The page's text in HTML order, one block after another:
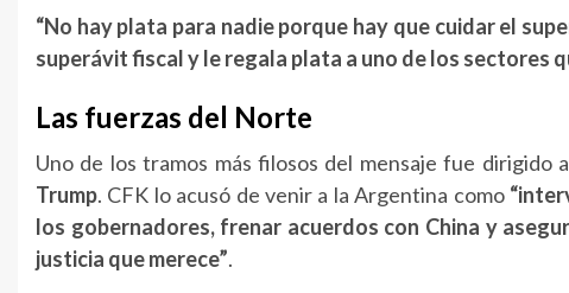
“No hay plata para nadie porque hay que cuidar el
superávit fiscal y le regala plata a uno de los sectores
Las fuerzas del Norte
Uno de los tramos más filosos del mensaje fue dirigido a
Trump. CFK lo acusó de venir a la Argentina como
los gobernadores, frenar acuerdos con China y
justicia que merece”.